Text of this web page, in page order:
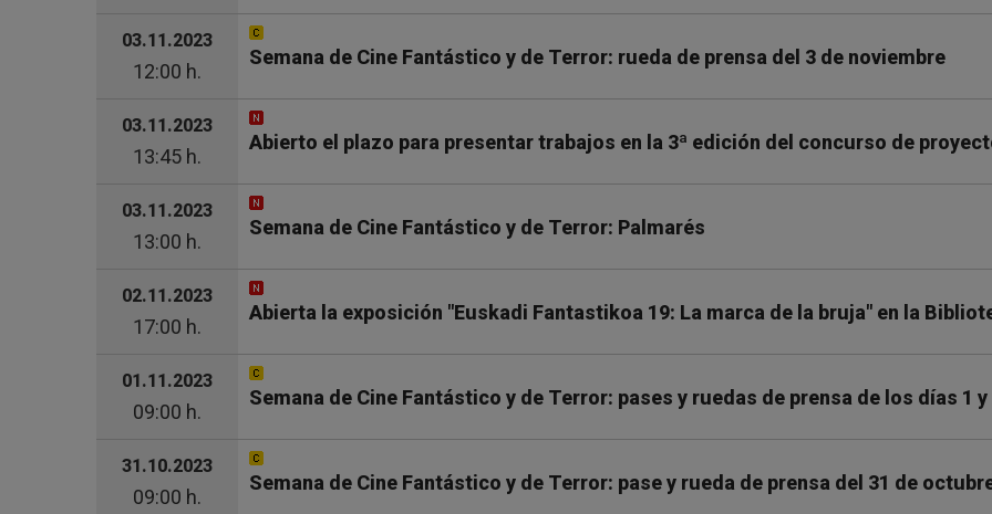
03.11.2023
12:00 h.
Semana de Cine Fantástico y de Terror: rueda de prensa del 3 de noviembre
03.11.2023
13:45 h.
Abierto el plazo para presentar trabajos en la 3ª edición del concurso de
03.11.2023
13:00 h.
Semana de Cine Fantástico y de Terror: Palmarés
02.11.2023
17:00 h.
Abierta la exposición "Euskadi Fantastikoa 19: La marca de la bruja" en la
01.11.2023
09:00 h.
Semana de Cine Fantástico y de Terror: pases y ruedas de prensa de los días 1
31.10.2023
09:00 h.
Semana de Cine Fantástico y de Terror: pase y rueda de prensa del 31 de